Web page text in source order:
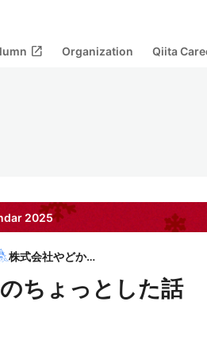
open_in_new Organization Qiita
2025
株式会社やどかり
ちょっとした話